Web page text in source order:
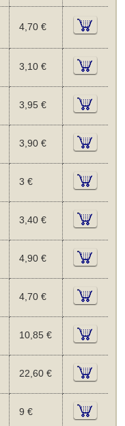
4,70 €
3,10 €
3,95 €
3,90 €
3 €
3,40 €
4,90 €
4,70 €
10,85 €
22,60 €
9 €